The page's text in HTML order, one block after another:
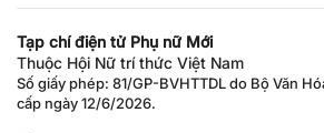
Tạp chí điện tử Phụ nữ Mới
Thuộc Hội Nữ trí thức Việt Nam
Số giấy phép: 81/GP-BVHTTDL do Bộ Văn
cấp ngày 12/6/2026.